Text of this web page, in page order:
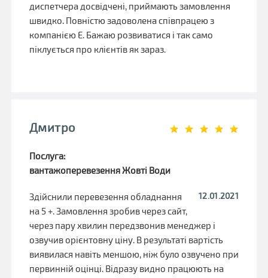
диспетчера досвідчені, приймають замовлення
швидко. Повністю задоволена співпрацею з
компанією Е. Бажаю розвиватися і так само
піклується про клієнтів як зараз.
Дмитро
Послуга:
вантажоперевезення Жовті Води
12.01.2021
Здійснили перевезення обладнання
на 5 +. Замовлення зробив через сайт,
через пару хвилин передзвонив менеджер і
озвучив орієнтовну ціну. В результаті вартість
виявилася навіть меншою, ніж було озвучено при
первинній оцінці. Відразу видно працюють на